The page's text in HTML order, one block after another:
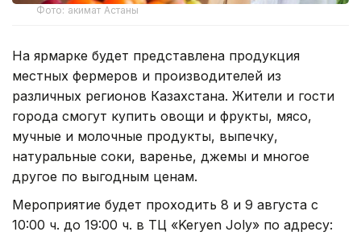
Фото: акимат Астаны
На ярмарке будет представлена продукция
местных фермеров и производителей из
различных регионов Казахстана. Жители и гости
города смогут купить овощи и фрукты, мясо,
мучные и молочные продукты, выпечку,
натуральные соки, варенье, джемы и многое
другое по выгодным ценам.
Мероприятие будет проходить 8 и 9 августа с
10:00 ч. до 19:00 ч. в ТЦ «Keryen Joly» по адресу: